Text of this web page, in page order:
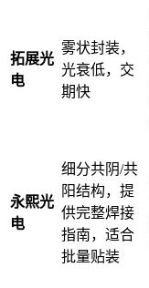
拓展光
电
雾状封装，
光衰低，交
期快
永熙光
电
细分共阴/共
阳结构，提
供完整焊接
指南，适合
批量贴装